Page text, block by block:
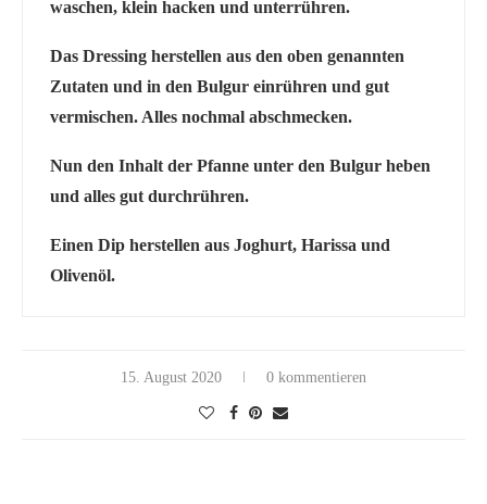
waschen, klein hacken und unterrühren.
Das Dressing herstellen aus den oben genannten
Zutaten und in den Bulgur einrühren und gut
vermischen. Alles nochmal abschmecken.
Nun den Inhalt der Pfanne unter den Bulgur heben
und alles gut durchrühren.
Einen Dip herstellen aus Joghurt, Harissa und
Olivenöl.
15. August 2020 0 kommentieren